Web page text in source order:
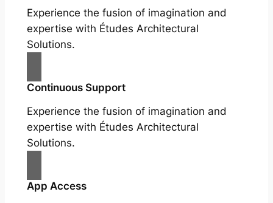
Experience the fusion of imagination and
expertise with Études Architectural
Solutions.
Continuous Support
Experience the fusion of imagination and
expertise with Études Architectural
Solutions.
App Access